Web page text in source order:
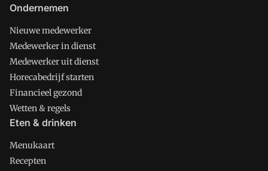
Ondernemen
Nieuwe medewerker
Medewerker in dienst
Medewerker uit dienst
Horecabedrijf starten
Financieel gezond
Wetten & regels
Eten & drinken
Menukaart
Recepten